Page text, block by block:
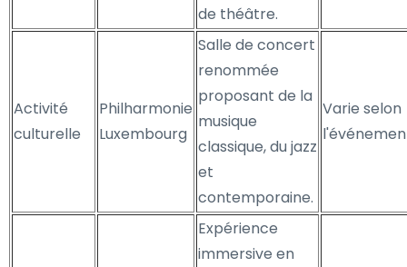
de théâtre.
Activité
culturelle
Philharmonie
Luxembourg
Salle de concert
renommée
proposant de la
musique
classique, du jazz
et
contemporaine.
Varie selon
Expérience
immersive en